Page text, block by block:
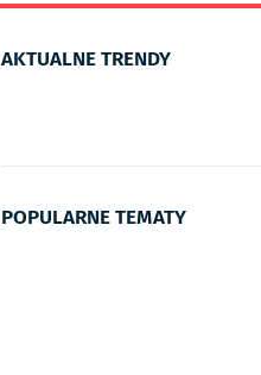
AKTUALNE TRENDY
POPULARNE TEMATY